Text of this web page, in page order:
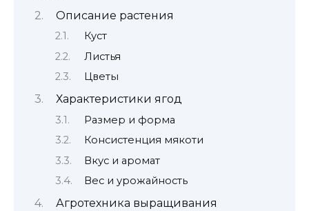
Описание растения
Куст
Листья
Цветы
Характеристики ягод
Размер и форма
Консистенция мякоти
Вкус и аромат
Вес и урожайность
Агротехника выращивания